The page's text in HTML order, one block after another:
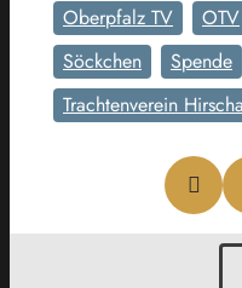
Oberpfalz TV
OTV
Söckchen
Spende
Trachtenverein